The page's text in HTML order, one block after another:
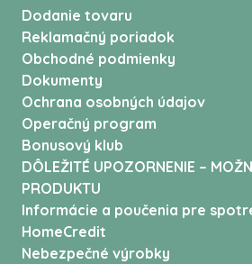
Dodanie tovaru
Reklamačný poriadok
Obchodné podmienky
Dokumenty
Ochrana osobných údajov
Operačný program
Bonusový klub
DÔLEŽITÉ UPOZORNENIE –
PRODUKTU
Informácie a poučenia pre
HomeCredit
Nebezpečné výrobky